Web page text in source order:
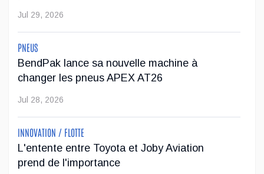
L'impressionnante technologie de conduite mains libres
disponible sur 19 véhicules de la marque.
...
Jeep veut augmenter sa gamme de modèles en
Europe
Après avoir été contrainte de réduire sa gamme de véhicules
Jul 29, 2026
PNEUS
BendPak lance sa nouvelle machine à
changer les pneus APEX AT26
Jul 28, 2026
INNOVATION / FLOTTE
L'entente entre Toyota et Joby Aviation
prend de l'importance